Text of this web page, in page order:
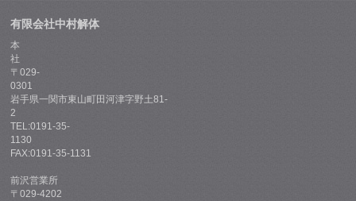
有限会社中村解体
本
社
〒029-
0301
岩手県一関市東山町田河津字野土81-
2
TEL:0191-35-
1130
FAX:0191-35-1131
前沢営業所
〒029-4202